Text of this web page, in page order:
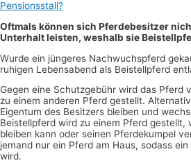
Pensionsstall?
Oftmals können sich Pferdebesitzer
Unterhalt leisten, weshalb sie
Wurde ein jüngeres Nachwuchspferd
ruhigen Lebensabend als Beistellpferd
Gegen eine Schutzgebühr wird das Pferd
zu einem anderen Pferd gestellt.
Eigentum des Besitzers bleiben und
Beistellpferd wird zu einem Pferd gestellt,
bleiben kann oder seinen Pferdekumpel
jemand nur ein Pferd am Haus, sodass
wird.